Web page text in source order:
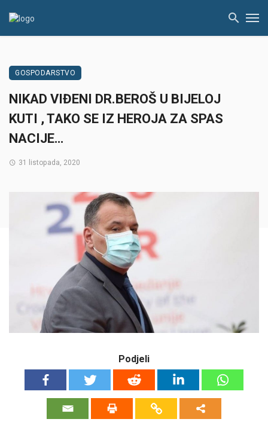
GOSPODARSTVO
NIKAD VIĐENI DR.BEROŠ U BIJELOJ
KUTI , TAKO SE IZ HEROJA ZA SPAS
NACIJE…
31 listopada, 2020
Podjeli